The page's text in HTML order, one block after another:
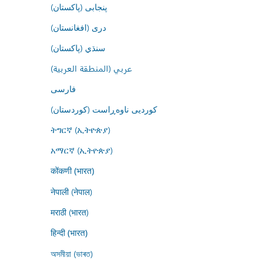
پنجابی (پاکستان)
درى (افغانستان)
سنڌي (پاکستان)
عربي (المنطقة العربية)
فارسى
کوردیی ناوەڕاست (کوردستان)
ትግርኛ (ኢትዮጵያ)
አማርኛ (ኢትዮጵያ)
कोंकणी (भारत)
नेपाली (नेपाल)
मराठी (भारत)
हिन्दी (भारत)
অসমীয়া (ভাৰত)